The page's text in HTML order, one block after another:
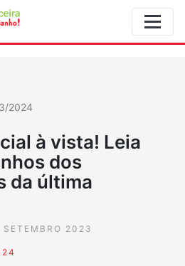
2024
à vista! Leia
dos
da última
2023